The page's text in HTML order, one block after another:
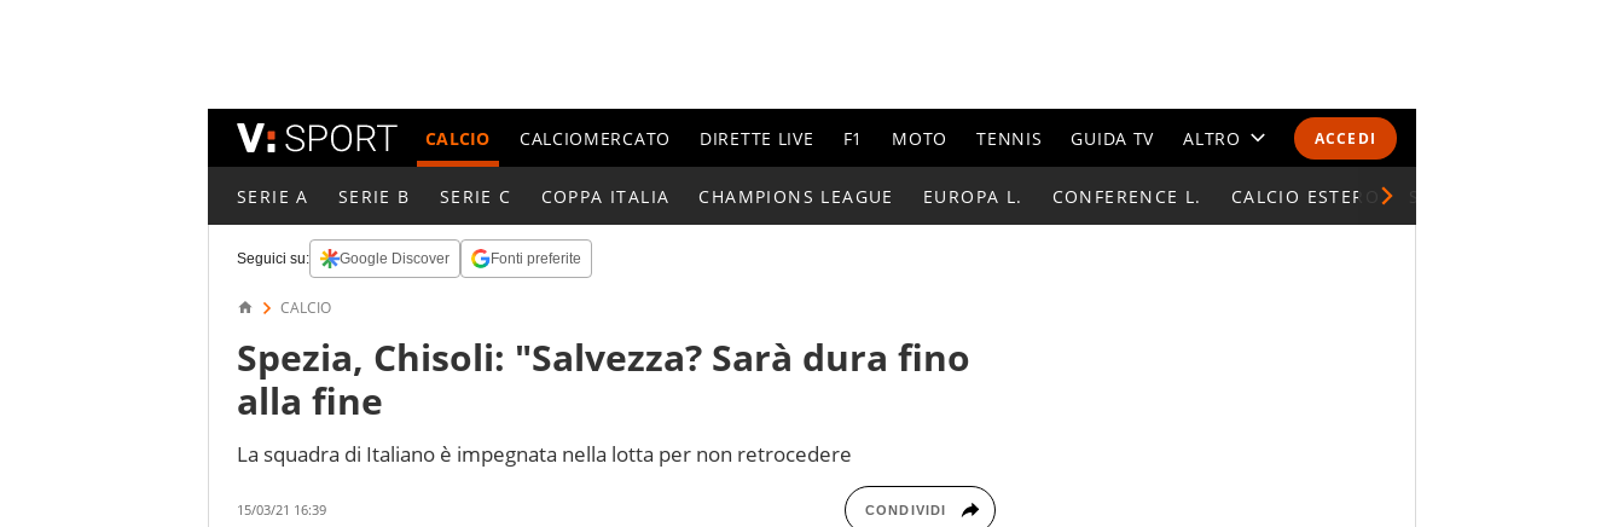
ACCEDI
CALCIO CALCIOMERCATO DIRETTE LIVE F1 MOTO TENNIS GUIDA TV ALTRO
CALENDARI E CLASSIFICHE
SERIE A SERIE B SERIE C COPPA ITALIA CHAMPIONS LEAGUE EUROPA L. CONFERENCE L. CALCIO ESTERO
Seguici su: Google Discover Fonti preferite
CALCIO
Spezia, Chisoli: "Salvezza? Sarà dura fino
alla fine
La squadra di Italiano è impegnata nella lotta per non retrocedere
15/03/21 16:39 CONDIVIDI